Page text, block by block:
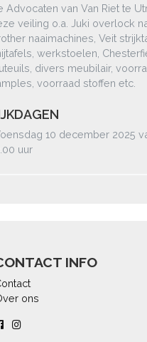
Advocaten van Van Riet te
veiling o.a. Juki overlock
naaimachines, Veit
werkstoelen,
divers meubilair,
voorraad stoffen etc.
10 december 2025
uur
INFO
ons